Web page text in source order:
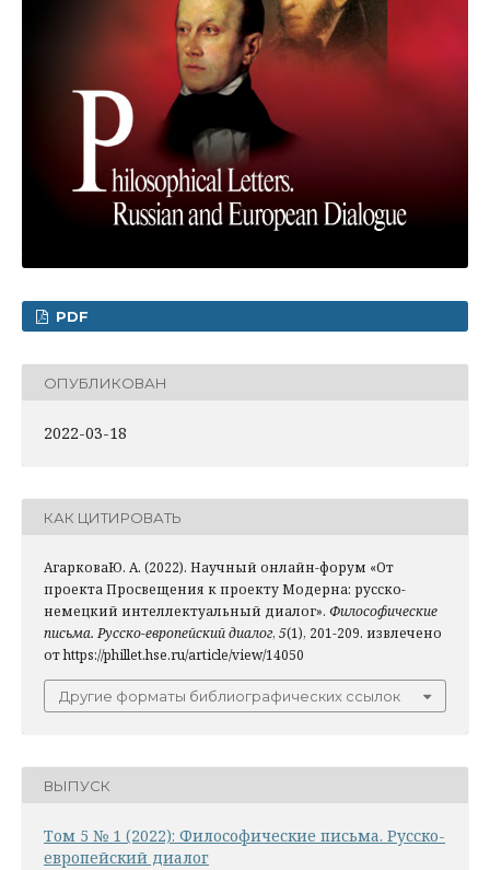
PDF
ОПУБЛИКОВАН
2022-03-18
КАК ЦИТИРОВАТЬ
АгарковаЮ. А. (2022). Научный онлайн-форум «От
проекта Просвещения к проекту Модерна: русско-
немецкий интеллектуальный диалог». Философические
письма. Русско-европейский диалог, 5(1), 201-209. извлечено
от https://phillet.hse.ru/article/view/14050
Другие форматы библиографических ссылок
ВЫПУСК
Том 5 № 1 (2022): Философические письма. Русско-
европейский диалог